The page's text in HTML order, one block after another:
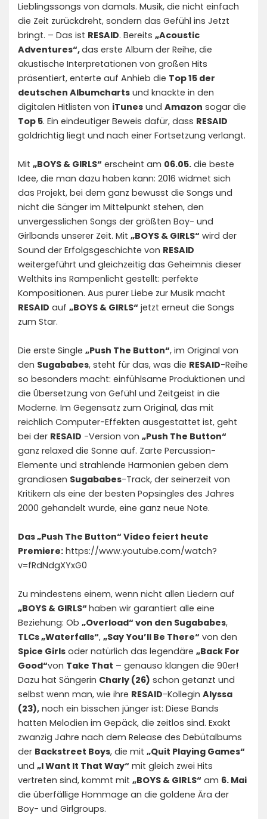
Lieblingssongs von damals. Musik, die nicht einfach
die Zeit zurückdreht, sondern das Gefühl ins Jetzt
bringt. – Das ist RESAID. Bereits „Acoustic
Adventures“,das erste Album der Reihe, die
akustische Interpretationen von großen Hits
präsentiert, enterte auf Anhieb die Top 15 der
deutschen Albumcharts und knackte in den
digitalen Hitlisten von iTunes und Amazon sogar die
Top 5. Ein eindeutiger Beweis dafür, dass RESAID
goldrichtig liegt und nach einer Fortsetzung verlangt.
Mit „BOYS & GIRLS“ erscheint am 06.05. die beste
Idee, die man dazu haben kann: 2016 widmet sich
das Projekt, bei dem ganz bewusst die Songs und
nicht die Sänger im Mittelpunkt stehen, den
unvergesslichen Songs der größten Boy- und
Girlbands unserer Zeit. Mit „BOYS & GIRLS“ wird der
Sound der Erfolgsgeschichte von RESAID
weitergeführt und gleichzeitig das Geheimnis dieser
Welthits ins Rampenlicht gestellt: perfekte
Kompositionen. Aus purer Liebe zur Musik macht
RESAID auf „BOYS & GIRLS“ jetzt erneut die Songs
zum Star.
Die erste Single „Push The Button“, im Original von
den Sugababes, steht für das, was die RESAID-Reihe
so besonders macht: einfühlsame Produktionen und
die Übersetzung von Gefühl und Zeitgeist in die
Moderne. Im Gegensatz zum Original, das mit
reichlich Computer-Effekten ausgestattet ist, geht
bei der RESAID -Version von „Push The Button“
ganz relaxed die Sonne auf. Zarte Percussion-
Elemente und strahlende Harmonien geben dem
grandiosen Sugababes-Track, der seinerzeit von
Kritikern als eine der besten Popsingles des Jahres
2000 gehandelt wurde, eine ganz neue Note.
Das „Push The Button“ Video feiert heute
Premiere: https://www.youtube.com/watch?
v=fRdNdgXYxG0
Zu mindestens einem, wenn nicht allen Liedern auf
„BOYS & GIRLS“ haben wir garantiert alle eine
Beziehung: Ob „Overload“ von den Sugababes,
TLCs „Waterfalls“, „Say You’ll Be There“ von den
Spice Girls oder natürlich das legendäre „Back For
Good“von Take That – genauso klangen die 90er!
Dazu hat Sängerin Charly (26) schon getanzt und
selbst wenn man, wie ihre RESAID-Kollegin Alyssa
(23), noch ein bisschen jünger ist: Diese Bands
hatten Melodien im Gepäck, die zeitlos sind. Exakt
zwanzig Jahre nach dem Release des Debütalbums
der Backstreet Boys, die mit „Quit Playing Games“
und „I Want It That Way“ mit gleich zwei Hits
vertreten sind, kommt mit „BOYS & GIRLS“ am 6. Mai
die überfällige Hommage an die goldene Ära der
Boy- und Girlgroups.